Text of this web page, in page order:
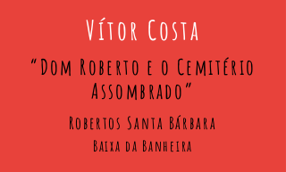
Vítor Costa
“Dom Roberto e o Cemitério
Assombrado”
Robertos Santa Bárbara
Baixa da Banheira